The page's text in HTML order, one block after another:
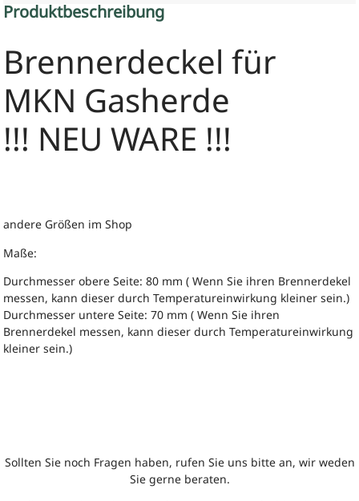
Produktbeschreibung
Brennerdeckel für
MKN Gasherde
!!! NEU WARE !!!
andere Größen im Shop
Maße:
Durchmesser obere Seite: 80 mm ( Wenn Sie ihren Brennerdekel
messen, kann dieser durch Temperatureinwirkung kleiner sein.)
Durchmesser untere Seite: 70 mm ( Wenn Sie ihren
Brennerdekel messen, kann dieser durch Temperatureinwirkung
kleiner sein.)
Sollten Sie noch Fragen haben, rufen Sie uns bitte an, wir weden
Sie gerne beraten.